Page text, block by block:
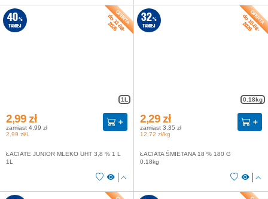
1L
do 31-08-
2026
40%
TANIEJ
2,99 zł
zamiast 4,99 zł
2,99 zł/L
ŁACIATE JUNIOR MLEKO UHT 3,8 % 1 L
1L
0.18kg
do 10-08-
2026
32%
TANIEJ
2,29 zł
zamiast 3,35 zł
12,72 zł/kg
ŁACIATA ŚMIETANA 18 % 180 G
0.18kg